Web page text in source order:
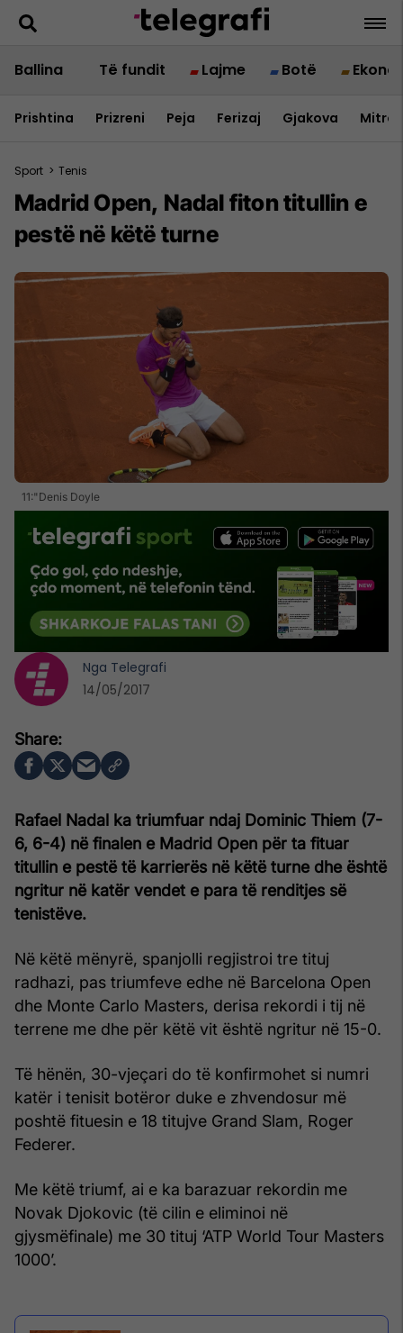
Ballina Të fundit Lajme Botë
Prishtina Prizreni Peja Ferizaj Gjakova
Sport > Tenis
Madrid Open, Nadal fiton titullin e
pestë në këtë turne
11:"Denis Doyle
Rafael Nadal ka triumfuar ndaj Dominic Thiem (7-
6, 6-4) në finalen e Madrid Open për ta fituar
titullin e pestë të karrierës në këtë turne dhe është
ngritur në katër vendet e para të renditjes së
tenistëve.
Në këtë mënyrë, spanjolli regjistroi tre tituj
radhazi, pas triumfeve edhe në Barcelona Open
dhe Monte Carlo Masters, derisa rekordi i tij në
terrene me dhe për këtë vit është ngritur në 15-0.
Të hënën, 30-vjeçari do të konfirmohet si numri
katër i tenisit botëror duke e zhvendosur më
poshtë fituesin e 18 titujve Grand Slam, Roger
Federer.
Me këtë triumf, ai e ka barazuar rekordin me
Novak Djokovic (të cilin e eliminoi në
gjysmëfinale) me 30 tituj ‘ATP World Tour Masters
1000’.
Nga Telegrafi
14/05/2017